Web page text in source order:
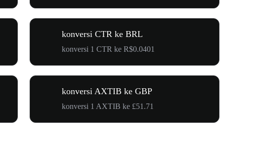
konversi CTR ke BRL
konversi 1 CTR ke R$0.0401
konversi AXTIB ke GBP
konversi 1 AXTIB ke £51.71